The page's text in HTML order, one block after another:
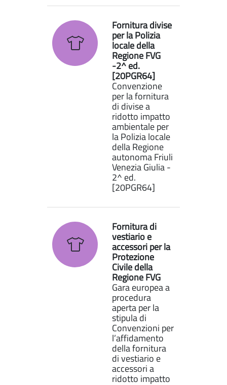
Fornitura divise
per la Polizia
locale della
Regione FVG
-2^ ed.
[20PGR64]
Convenzione
per la fornitura
di divise a
ridotto impatto
ambientale per
la Polizia locale
della Regione
autonoma Friuli
Venezia Giulia -
2^ ed.
[20PGR64]
Fornitura di
vestiario e
accessori per la
Protezione
Civile della
Regione FVG
Gara europea a
procedura
aperta per la
stipula di
Convenzioni per
l’affidamento
della fornitura
di vestiario e
accessori a
ridotto impatto